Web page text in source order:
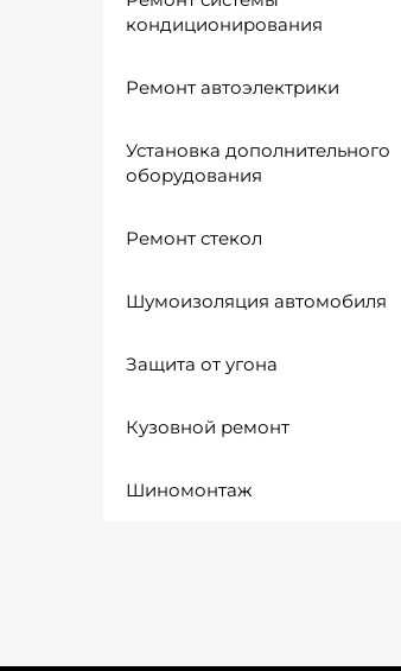
кондиционирования
Ремонт автоэлектрики
Установка дополнительного
оборудования
Ремонт стекол
Шумоизоляция автомобиля
Защита от угона
Кузовной ремонт
Шиномонтаж